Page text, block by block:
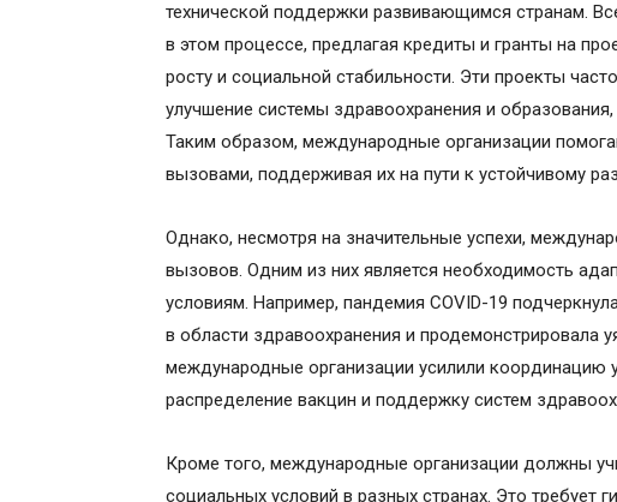
технической поддержки развивающимся странам.
в этом процессе, предлагая кредиты и гранты на
росту и социальной стабильности. Эти проекты
улучшение системы здравоохранения и
Таким образом, международные организации
вызовами, поддерживая их на пути к устойчивому
Однако, несмотря на значительные успехи,
вызовов. Одним из них является необходимость
условиям. Например, пандемия COVID-19
в области здравоохранения и продемонстрировала
международные организации усилили координацию
распределение вакцин и поддержку систем
Кроме того, международные организации должны
социальных условий в разных странах. Это требует